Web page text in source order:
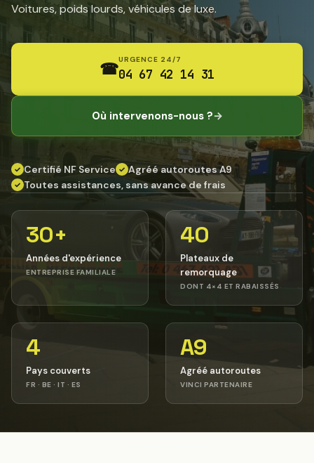
Voitures, poids lourds, véhicules de luxe.
☎URGENCE 24/7
04 67 42 14 31
Où intervenons-nous ?→
✓ Certifié NF Service ✓ Agréé autoroutes A9
✓ Toutes assistances, sans avance de frais
30+
Années d'expérience
ENTREPRISE FAMILIALE
40
Plateaux de
remorquage
DONT 4×4 ET RABAISSÉS
4
Pays couverts
FR · BE · IT · ES
A9
Agréé autoroutes
VINCI PARTENAIRE